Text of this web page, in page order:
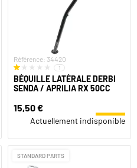
Référence: 34420
1
BÉQUILLE LATÉRALE DERBI
SENDA / APRILIA RX 50CC
15,50 €
Actuellement indisponible
STANDARD PARTS